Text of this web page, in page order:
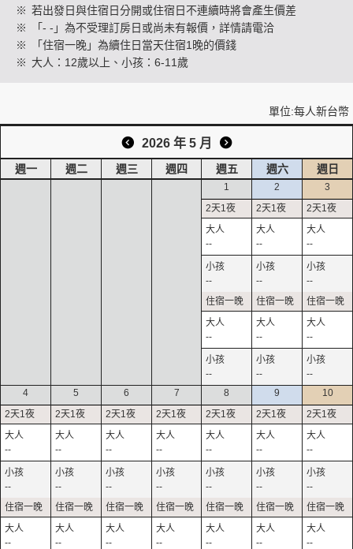
※ 若出發日與住宿日分開或住宿日不連續時將會產生價差
※
「- -」為不受理訂房日或尚未有報價，詳情請電洽
※
「住宿一晚」為續住日當天住宿1晚的價錢
※ 大人：12歲以上、小孩：6-11歲
單位:每人新台幣
2026 年 5 月
週一 週二 週三 週四 週五 週六 週日
1
--
--
--
--
2
--
--
--
--
3
--
--
--
--
4
--
--
--
5
--
--
--
6
--
--
--
7
--
--
--
8
--
--
--
9
--
--
--
10
--
--
--